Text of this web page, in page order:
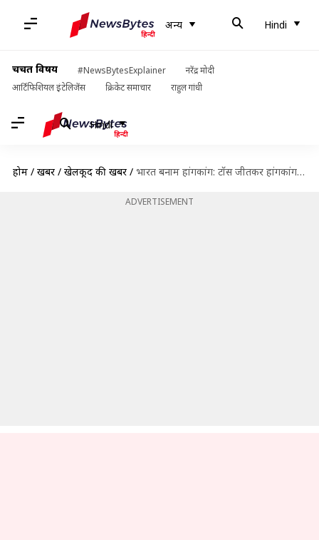
अन्य Hindi
चर्चित विषय #NewsBytesExplainer
नरेंद्र मोदी
आर्टिफिशियल इंटेलिजेंस
क्रिकेट समाचार राहुल गांधी
Hindi
होम / खबरें / खेलकूद की खबरें / भारत बनाम हांगकांग: टॉस जीतकर हांगकांग की पहले गेंदबाजी, ऋषभ पंत की हुई वापसी
ADVERTISEMENT